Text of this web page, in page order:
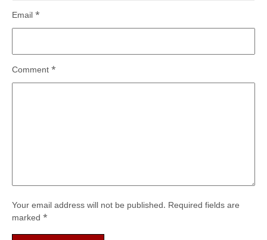
Your email address will not be published. Required fields are
marked *
Comment *
Email *